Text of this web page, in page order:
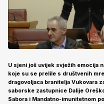
U sjeni još uvijek svježih emocija
koje su se prelile s društvenih
dragovoljaca branitelja Vukovara
saborske zastupnice Dalije
Sabora i Mandatno‑imunitetnom